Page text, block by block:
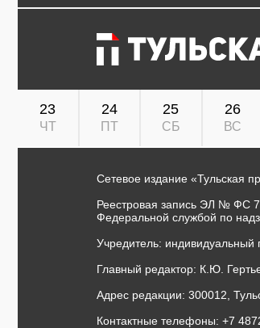
23
ЧТ
24
ПТ
25
СБ
26
ВС
Сетевое издание «Тульская
Реестровая запись ЭЛ № ФС
Федеральной службой по
Учредитель:
Главный редактор: К.Ю.
Адрес редакции: 300012,
Контактные телефоны: +7